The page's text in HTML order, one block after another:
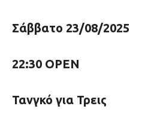
Σάββατο 23/08/2025
22:30 ΟΡΕΝ
Τανγκό για Τρεις